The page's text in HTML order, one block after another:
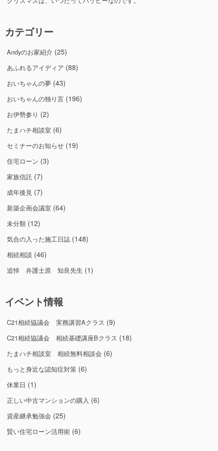
カテゴリー
Andyのお家紹介 (25)
あふれるアイディア (88)
おいちゃんの夢 (43)
おいちゃんの独り言 (196)
お伊勢参り (2)
たまハチ相談室 (6)
セミナーのお知らせ (19)
住宅ローン (3)
家族信託 (7)
成年後見 (7)
新築企画会議室 (64)
未分類 (12)
気合の入った施工日誌 (148)
相続相談 (46)
追悼 弁護士原 知良先生 (1)
イベント情報
C21相続協議会 実務講習Aクラス (9)
C21相続協議会 相続基礎講座Bクラス (18)
たまハチ相談室 相続無料相談会 (6)
もっと身近な認知症対策 (6)
休業日 (1)
正しい中古マンションの購入 (6)
資産継承勉強会 (25)
賢い住宅ローン活用術 (6)